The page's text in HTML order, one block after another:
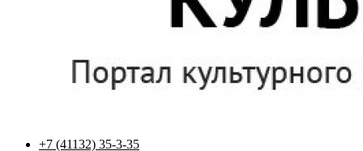
+7 (41132) 35-3-35